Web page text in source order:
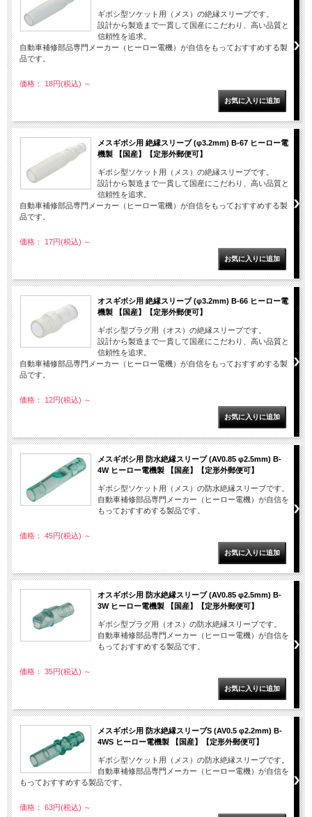
ギボシ型ソケット用（メス）の絶縁スリーブです。
設計から製造まで一貫して国産にこだわり、高い品質と
信頼性を追求。
自動車補修部品専門メーカー（ヒーロー電機）が自信をもっておすすめする製
品です。
価格： 18円(税込) ～
メスギボシ用 絶縁スリーブ (φ3.2mm) B-67 ヒーロー電
機製 【国産】【定形外郵便可】
ギボシ型ソケット用（メス）の絶縁スリーブです。
設計から製造まで一貫して国産にこだわり、高い品質と
信頼性を追求。
自動車補修部品専門メーカー（ヒーロー電機）が自信をもっておすすめする製
品です。
価格： 17円(税込) ～
オスギボシ用 絶縁スリーブ (φ3.2mm) B-66 ヒーロー電
機製 【国産】【定形外郵便可】
ギボシ型プラグ用（オス）の絶縁スリーブです。
設計から製造まで一貫して国産にこだわり、高い品質と
信頼性を追求。
自動車補修部品専門メーカー（ヒーロー電機）が自信をもっておすすめする製
品です。
価格： 12円(税込) ～
メスギボシ用 防水絶縁スリーブ (AV0.85 φ2.5mm) B-
4W ヒーロー電機製 【国産】【定形外郵便可】
ギボシ型ソケット用（メス）の防水絶縁スリーブです。
自動車補修部品専門メーカー（ヒーロー電機）が自信を
もっておすすめする製品です。
価格： 45円(税込) ～
オスギボシ用 防水絶縁スリーブ (AV0.85 φ2.5mm) B-
3W ヒーロー電機製 【国産】【定形外郵便可】
ギボシ型プラグ用（オス）の防水絶縁スリーブです。
自動車補修部品専門メーカー（ヒーロー電機）が自信を
もっておすすめする製品です。
価格： 35円(税込) ～
メスギボシ用 防水絶縁スリーブS (AV0.5 φ2.2mm) B-
4WS ヒーロー電機製 【国産】【定形外郵便可】
ギボシ型ソケット用（メス）の防水絶縁スリーブです。
自動車補修部品専門メーカー（ヒーロー電機）が自信を
もっておすすめする製品です。
価格： 63円(税込) ～